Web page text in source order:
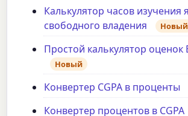
Калькулятор часов изучения
свободного владения
Новый
Простой калькулятор оценок
Новый
Конвертер CGPA в проценты
Конвертер процентов в CGPA